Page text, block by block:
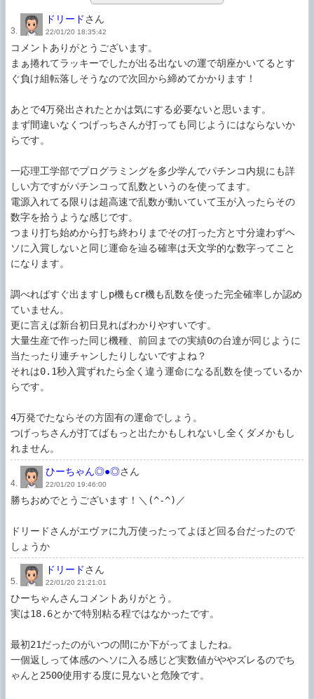
3.
ドリードさん
22/01/20 18:35:42
コメントありがとうございます。
まぁ捲れてラッキーでしたが出る出ないの運で胡座かいてるとす
ぐ負け組転落しそうなので次回から締めてかかります！
あとで4万発出されたとかは気にする必要ないと思います。
まず間違いなくつげっちさんが打っても同じようにはならないか
らです。
一応理工学部でプログラミングを多少学んでパチンコ内規にも詳
しい方ですがパチンコって乱数というのを使ってます。
電源入れてる限りは超高速で乱数が動いていて玉が入ったらその
数字を拾うような感じです。
つまり打ち始めから打ち終わりまでその打った方と寸分違わずヘ
ソに入賞しないと同じ運命を辿る確率は天文学的な数字ってこと
になります。
調べればすぐ出ますしp機もcr機も乱数を使った完全確率しか認め
ていません。
更に言えば新台初日見ればわかりやすいです。
大量生産で作った同じ機種、前回までの実績0の台達が同じように
当たったり連チャンしたりしないですよね？
それは0.1秒入賞ずれたら全く違う運命になる乱数を使っているか
らです。
4万発でたならその方固有の運命でしょう。
つげっちさんが打てばもっと出たかもしれないし全くダメかもし
れません。
4.
ひーちゃん◎●◎さん
22/01/20 19:46:00
勝ちおめでとうございます！＼(^-^)／
ドリードさんがエヴァに九万使ったってよほど回る台だったので
しょうか
5.
ドリードさん
22/01/20 21:21:01
ひーちゃんさんコメントありがとう。
実は18.6とかで特別粘る程ではなかったです。
最初21だったのがいつの間にか下がってましたね。
一個返しって体感のヘソに入る感じど実数値がややズレるのでち
ゃんと2500使用する度に見ないと危険です。